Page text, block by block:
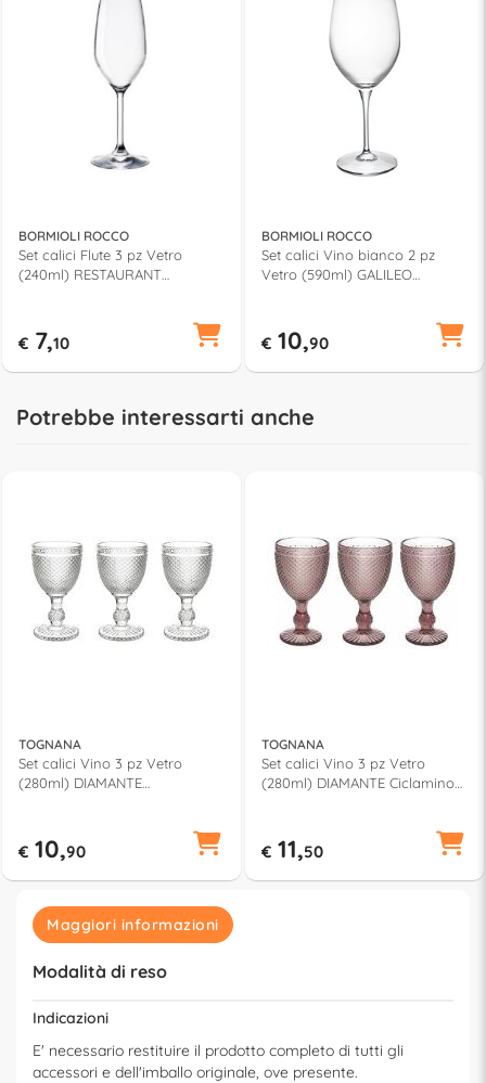
BORMIOLI ROCCO
Set calici Flute 3 pz Vetro
(240ml) RESTAURANT
€ 7,10
BORMIOLI ROCCO
Set calici Vino bianco 2 pz
Vetro (590ml) GALILEO
€ 10,90
Potrebbe interessarti anche
TOGNANA
Set calici Vino 3 pz Vetro
(280ml) DIAMANTE
€ 10,90
TOGNANA
Set calici Vino 3 pz Vetro
(280ml) DIAMANTE Ciclamino
€ 11,50
Maggiori informazioni
Modalità di reso
Indicazioni
E' necessario restituire il prodotto completo di tutti gli
accessori e dell'imballo originale, ove presente.